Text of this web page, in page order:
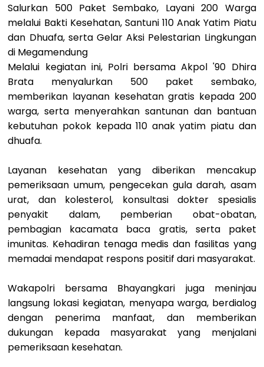
Salurkan 500 Paket Sembako, Layani 200 Warga
melalui Bakti Kesehatan, Santuni 110 Anak Yatim Piatu
dan Dhuafa, serta Gelar Aksi Pelestarian Lingkungan
di Megamendung
Melalui kegiatan ini, Polri bersama Akpol '90 Dhira
Brata menyalurkan 500 paket sembako,
memberikan layanan kesehatan gratis kepada 200
warga, serta menyerahkan santunan dan bantuan
kebutuhan pokok kepada 110 anak yatim piatu dan
dhuafa.
Layanan kesehatan yang diberikan mencakup
pemeriksaan umum, pengecekan gula darah, asam
urat, dan kolesterol, konsultasi dokter spesialis
penyakit dalam, pemberian obat-obatan,
pembagian kacamata baca gratis, serta paket
imunitas. Kehadiran tenaga medis dan fasilitas yang
memadai mendapat respons positif dari masyarakat.
Wakapolri bersama Bhayangkari juga meninjau
langsung lokasi kegiatan, menyapa warga, berdialog
dengan penerima manfaat, dan memberikan
dukungan kepada masyarakat yang menjalani
pemeriksaan kesehatan.